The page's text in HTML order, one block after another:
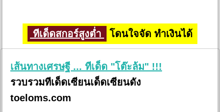
ทีเด็ดสกอร์สูงต่ำ โดนใจจัด ทำเงินได้
เส้นทางเศรษฐี ... ทีเด็ด "โต๊ะล้ม" !!!
รวบรวมทีเด็ดเซียนเด็ดเซียนดัง
toeloms.com